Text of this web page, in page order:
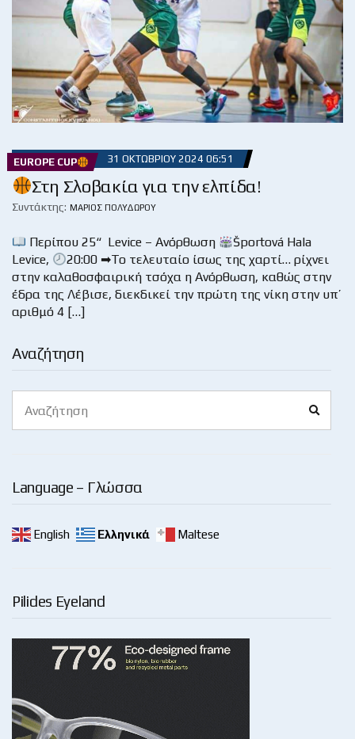
Αναζήτηση
for:
Language – Γλώσσα
English Ελληνικά Maltese
Pilides Eyeland
EUROPE CUP 31 ΟΚΤΩΒΡΊΟΥ 2024 06:51
Στη Σλοβακία για την ελπίδα!
Συντάκτης: ΜΆΡΙΟΣ ΠΟΛΥΔΏΡΟΥ
Περίπου 25“ Levice – Ανόρθωση
Športová Hala
Levice,
20:00 ➡Το τελευταίο ίσως της χαρτί… ρίχνει
στην καλαθοσφαιρική τσόχα η Ανόρθωση, καθώς στην
έδρα της Λέβισε, διεκδικεί την πρώτη της νίκη στην υπ’
αριθμό 4 […]